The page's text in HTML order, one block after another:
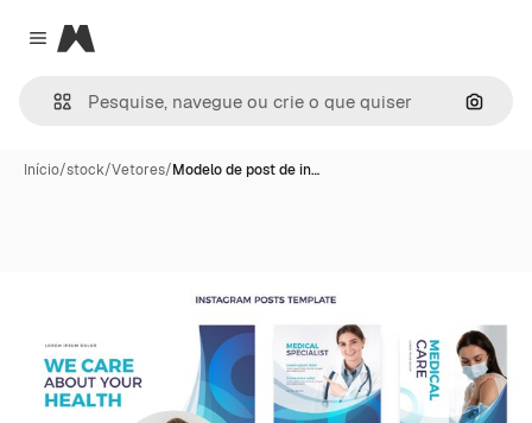
Close menu
Magnific
Início/stock/Vetores/Modelo de post de in…